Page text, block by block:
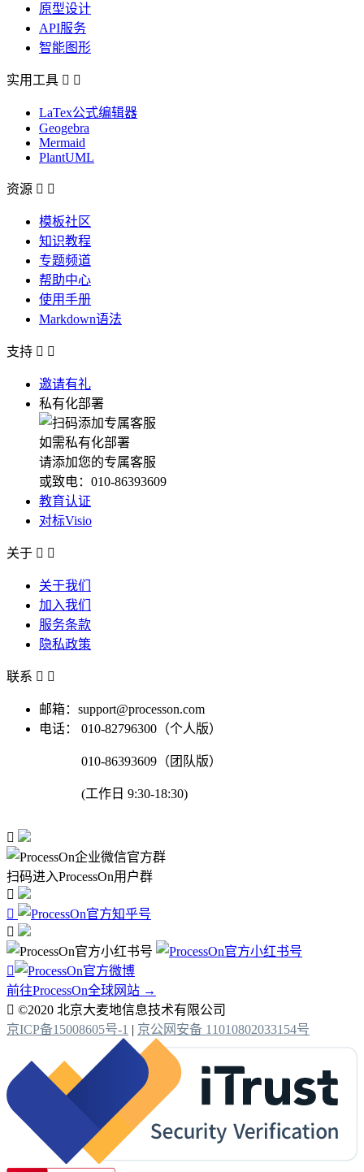
原型设计
API服务
智能图形
实用工具  
LaTex公式编辑器
Geogebra
Mermaid
PlantUML
资源  
模板社区
知识教程
专题频道
帮助中心
使用手册
Markdown语法
支持  
邀请有礼
私有化部署
如需私有化部署
请添加您的专属客服
或致电：010-86393609
教育认证
对标Visio
关于  
关于我们
加入我们
服务条款
隐私政策
联系  
邮箱：support@processon.com
电话：
010-82796300（个人版）
010-86393609（团队版）
(工作日 9:30-18:30)

扫码进入ProcessOn用户群




前往ProcessOn全球网站 →
 ©2020 北京大麦地信息技术有限公司
京ICP备15008605号-1 | 京公网安备 11010802033154号